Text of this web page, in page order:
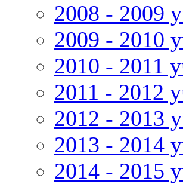
2008 - 2009
2009 - 2010
2010 - 2011
2011 - 2012
2012 - 2013
2013 - 2014
2014 - 2015